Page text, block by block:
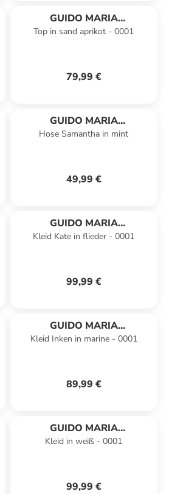
GUIDO MARIA
KRETSCHMER
Top in sand aprikot - 0001
79,99 €
GUIDO MARIA
KRETSCHMER
Hose Samantha in mint
49,99 €
GUIDO MARIA
KRETSCHMER
Kleid Kate in flieder - 0001
99,99 €
GUIDO MARIA
KRETSCHMER
Kleid Inken in marine - 0001
89,99 €
GUIDO MARIA
KRETSCHMER
Kleid in weiß - 0001
99,99 €